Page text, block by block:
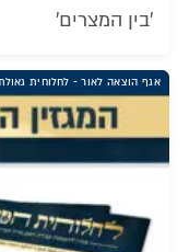
'בין המצרים'
אגף הוצאה לאור - לחלוחית